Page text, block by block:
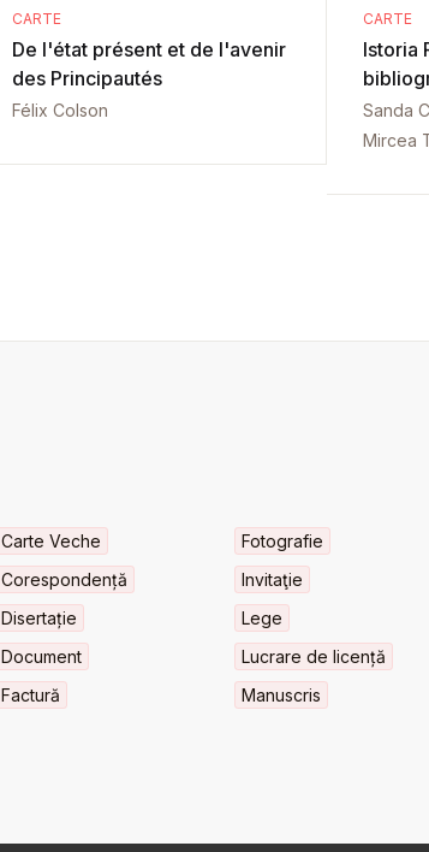
CARTE
De l'état présent et de l'avenir
des Principautés
Félix Colson
CARTE
Istoria
Sanda
Mircea
Carte Veche
Corespondență
Disertație
Document
Factură
Fotografie
Invitaţie
Lege
Lucrare de licență
Manuscris